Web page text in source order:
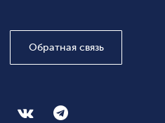
Обратная связь